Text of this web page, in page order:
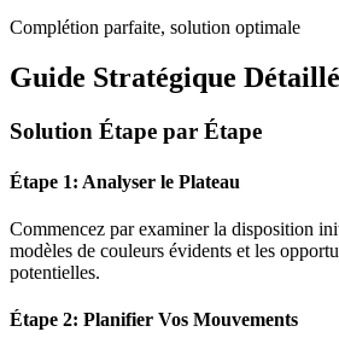
Complétion parfaite, solution optimale
Guide Stratégique Détaillé
Solution Étape par Étape
Étape 1: Analyser le Plateau
Commencez par examiner la disposition
modèles de couleurs évidents et les
potentielles.
Étape 2: Planifier Vos Mouvements